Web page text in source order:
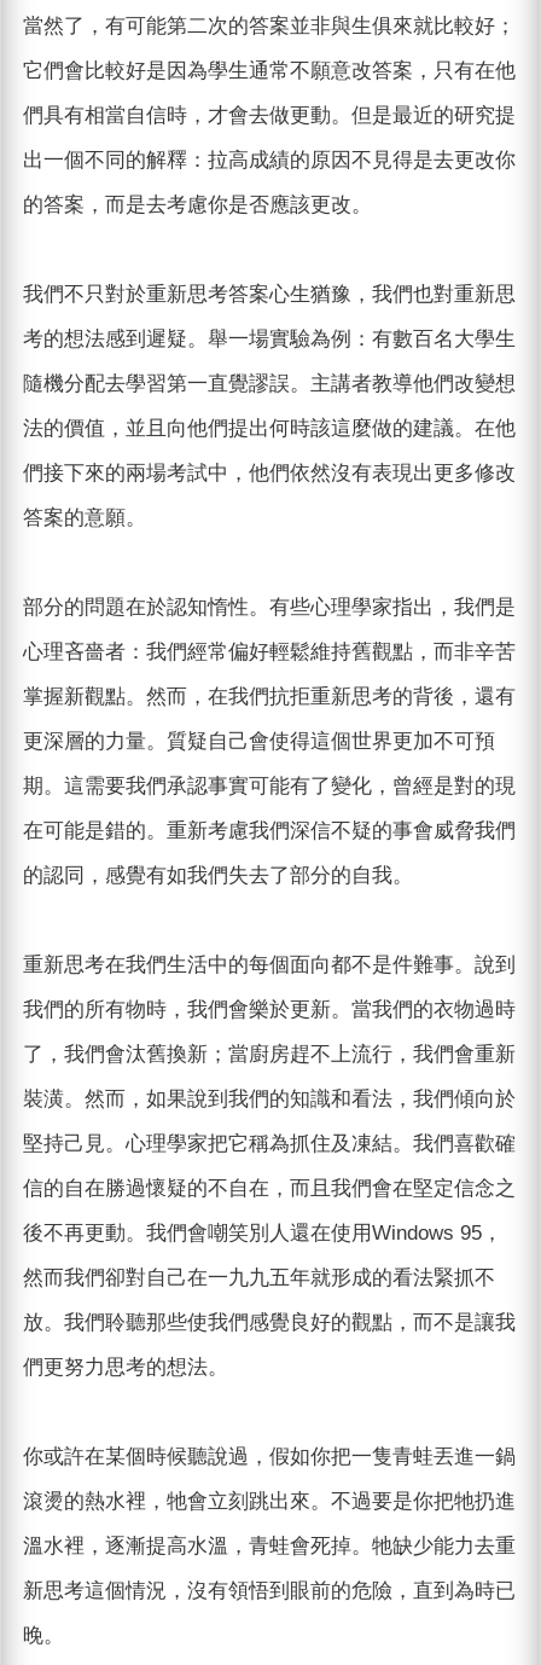
當然了，有可能第二次的答案並非與生俱來就比較好；
它們會比較好是因為學生通常不願意改答案，只有在他
們具有相當自信時，才會去做更動。但是最近的研究提
出一個不同的解釋：拉高成績的原因不見得是去更改你
的答案，而是去考慮你是否應該更改。
我們不只對於重新思考答案心生猶豫，我們也對重新思
考的想法感到遲疑。舉一場實驗為例：有數百名大學生
隨機分配去學習第一直覺謬誤。主講者教導他們改變想
法的價值，並且向他們提出何時該這麼做的建議。在他
們接下來的兩場考試中，他們依然沒有表現出更多修改
答案的意願。
部分的問題在於認知惰性。有些心理學家指出，我們是
心理吝嗇者：我們經常偏好輕鬆維持舊觀點，而非辛苦
掌握新觀點。然而，在我們抗拒重新思考的背後，還有
更深層的力量。質疑自己會使得這個世界更加不可預
期。這需要我們承認事實可能有了變化，曾經是對的現
在可能是錯的。重新考慮我們深信不疑的事會威脅我們
的認同，感覺有如我們失去了部分的自我。
重新思考在我們生活中的每個面向都不是件難事。說到
我們的所有物時，我們會樂於更新。當我們的衣物過時
了，我們會汰舊換新；當廚房趕不上流行，我們會重新
裝潢。然而，如果說到我們的知識和看法，我們傾向於
堅持己見。心理學家把它稱為抓住及凍結。我們喜歡確
信的自在勝過懷疑的不自在，而且我們會在堅定信念之
後不再更動。我們會嘲笑別人還在使用Windows 95，
然而我們卻對自己在一九九五年就形成的看法緊抓不
放。我們聆聽那些使我們感覺良好的觀點，而不是讓我
們更努力思考的想法。
你或許在某個時候聽說過，假如你把一隻青蛙丟進一鍋
滾燙的熱水裡，牠會立刻跳出來。不過要是你把牠扔進
溫水裡，逐漸提高水溫，青蛙會死掉。牠缺少能力去重
新思考這個情況，沒有領悟到眼前的危險，直到為時已
晚。